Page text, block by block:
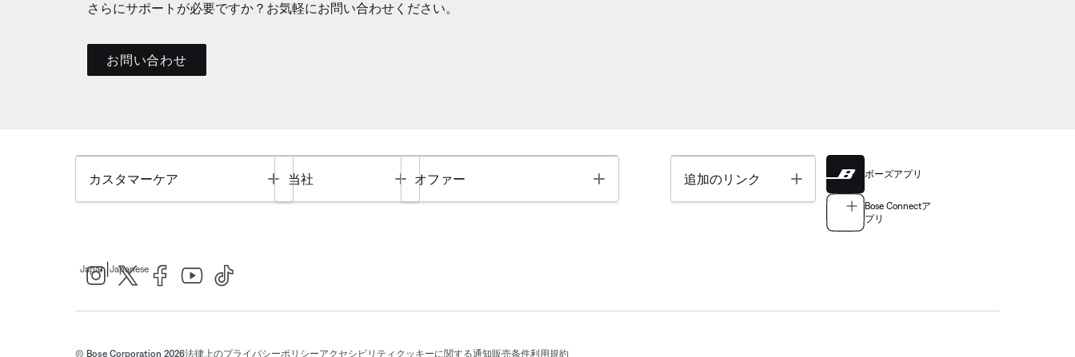
さらにサポートが必要ですか？お気軽にお問い合わせください。
お問い合わせ
カスタマーケア Toggle
当社 Toggle
オファー Toggle 追加のリンク Toggle ボーズアプリ
Bose Connectア
プリ
Japan Japanese
© Bose Corporation 2026法律上のプライバシーポリシーアクセシビリティ クッキーに関する通知販売条件利用規約